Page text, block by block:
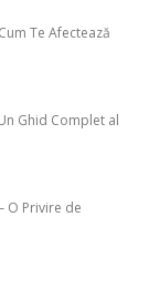
Te Afectează
Ghid Complet al
O Privire de